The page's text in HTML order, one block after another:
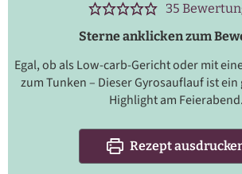
35
Sterne anklicken zum
Egal, ob als Low-carb-Gericht oder mit
zum Tunken – Dieser Gyrosauflauf ist
Highlight am Feierabend.
Rezept